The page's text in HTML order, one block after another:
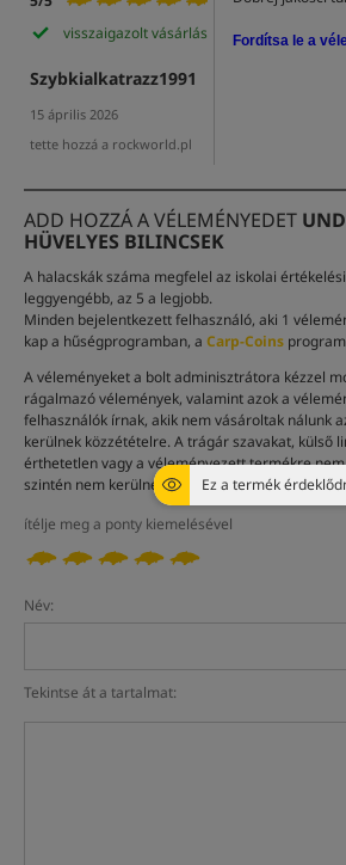
Ez a termék
visszaigazolt vásárlás
Szybkialkatrazz1991
15 április 2026
tette hozzá a rockworld.pl
Fordítsa le a
ADD HOZZÁ A VÉLEMÉNYEDET
HÜVELYES BILINCSEK
A halacskák száma megfelel az iskolai
leggyengébb, az 5 a legjobb.
Minden bejelentkezett felhasználó, aki 1
kap a hűségprogramban, a Carp-Coins
A véleményeket a bolt adminisztrátora kézzel
rágalmazó vélemények, valamint azok a
felhasználók írnak, akik nem vásároltak nálunk
kerülnek közzétételre. A trágár szavakat, külső
érthetetlen vagy a véleményezett termékre
szintén nem kerülnek közzétételre.
ítélje meg a ponty kiemelésével
Név:
Tekintse át a tartalmat: